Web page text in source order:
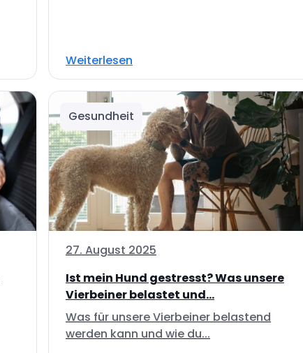
Weiterlesen
Gesundheit
27. August 2025
Ist mein Hund gestresst? Was unsere
Vierbeiner belastet und...
Was für unsere Vierbeiner belastend
werden kann und wie du...